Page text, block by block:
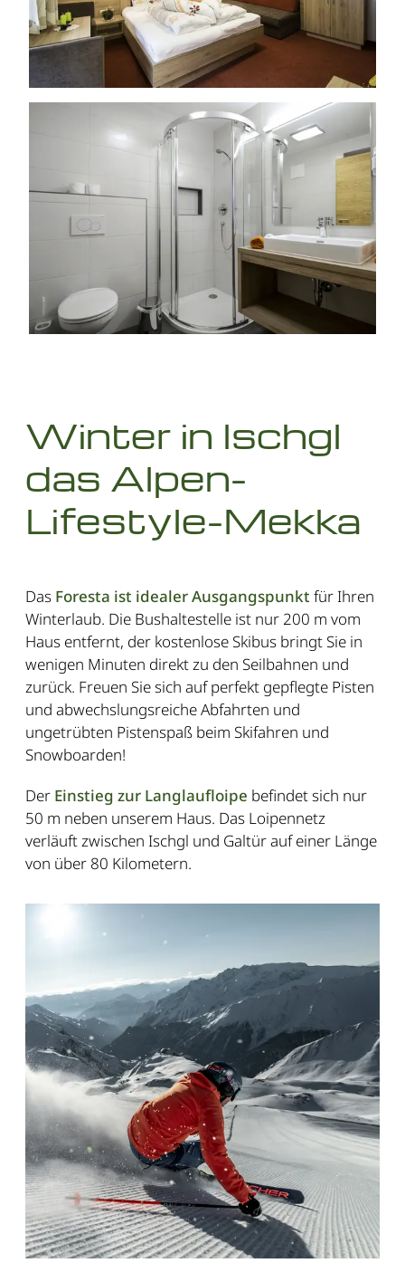
Winter in Ischgl
das Alpen-
Lifestyle-Mekka
Das Foresta ist idealer Ausgangspunkt für Ihren
Winterlaub. Die Bushaltestelle ist nur 200 m vom
Haus entfernt, der kostenlose Skibus bringt Sie in
wenigen Minuten direkt zu den Seilbahnen und
zurück. Freuen Sie sich auf perfekt gepflegte Pisten
und abwechslungsreiche Abfahrten und
ungetrübten Pistenspaß beim Skifahren und
Snowboarden!
Der Einstieg zur Langlaufloipe befindet sich nur
50 m neben unserem Haus. Das Loipennetz
verläuft zwischen Ischgl und Galtür auf einer Länge
von über 80 Kilometern.